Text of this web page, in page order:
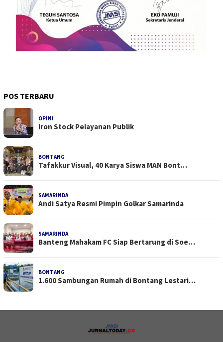
POS TERBARU
OPINI
Iron Stock Pelayanan Publik
BONTANG
Tafakkur Visual, 40 Karya Siswa MAN Bont…
SAMARINDA
Andi Satya Resmi Pimpin Golkar Samarinda
SAMARINDA
Banteng Mahakam FC Siap Bertarung di Soe…
BONTANG
1.600 Sambungan Rumah di Bontang Lestari…